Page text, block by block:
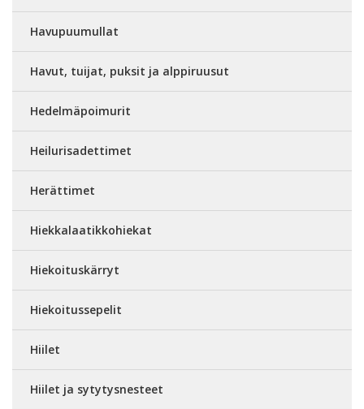
Havupuumullat
Havut, tuijat, puksit ja alppiruusut
Hedelmäpoimurit
Heilurisadettimet
Herättimet
Hiekkalaatikkohiekat
Hiekoituskärryt
Hiekoitussepelit
Hiilet
Hiilet ja sytytysnesteet